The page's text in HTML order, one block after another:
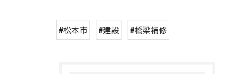
#松本市 #建設 #橋梁補修